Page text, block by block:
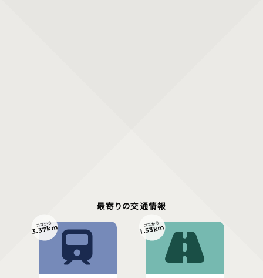
最寄りの交通情報
ココから
3.37km ココから
1.53km